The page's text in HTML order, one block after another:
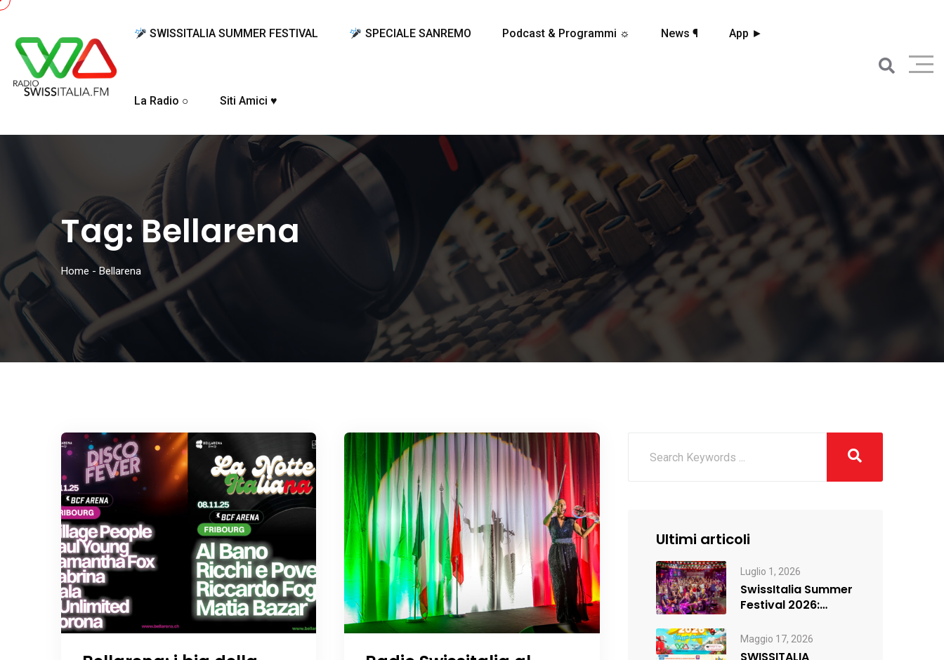
SWISSITALIA SUMMER FESTIVAL SPECIALE SANREMO Podcast & Programmi ☼ News ¶ App ►
La Radio ○ Siti Amici ♥
Tag:Bellarena
Home - Bellarena
Ultimi articoli
Luglio 1, 2026
SwissItalia Summer
Festival 2026:
di musica,…
Maggio 17, 2026